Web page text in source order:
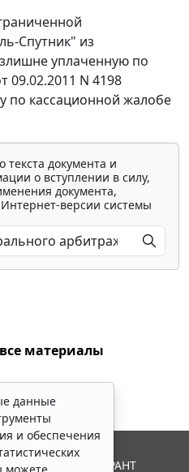
Спутник" из
уплаченную по
09.02.2011 N 4198
по кассационной жалобе
текста документа и
о вступлении в силу,
документа,
версии системы
материалы
данные
и обеспечения
2026. Система ГАРАНТ